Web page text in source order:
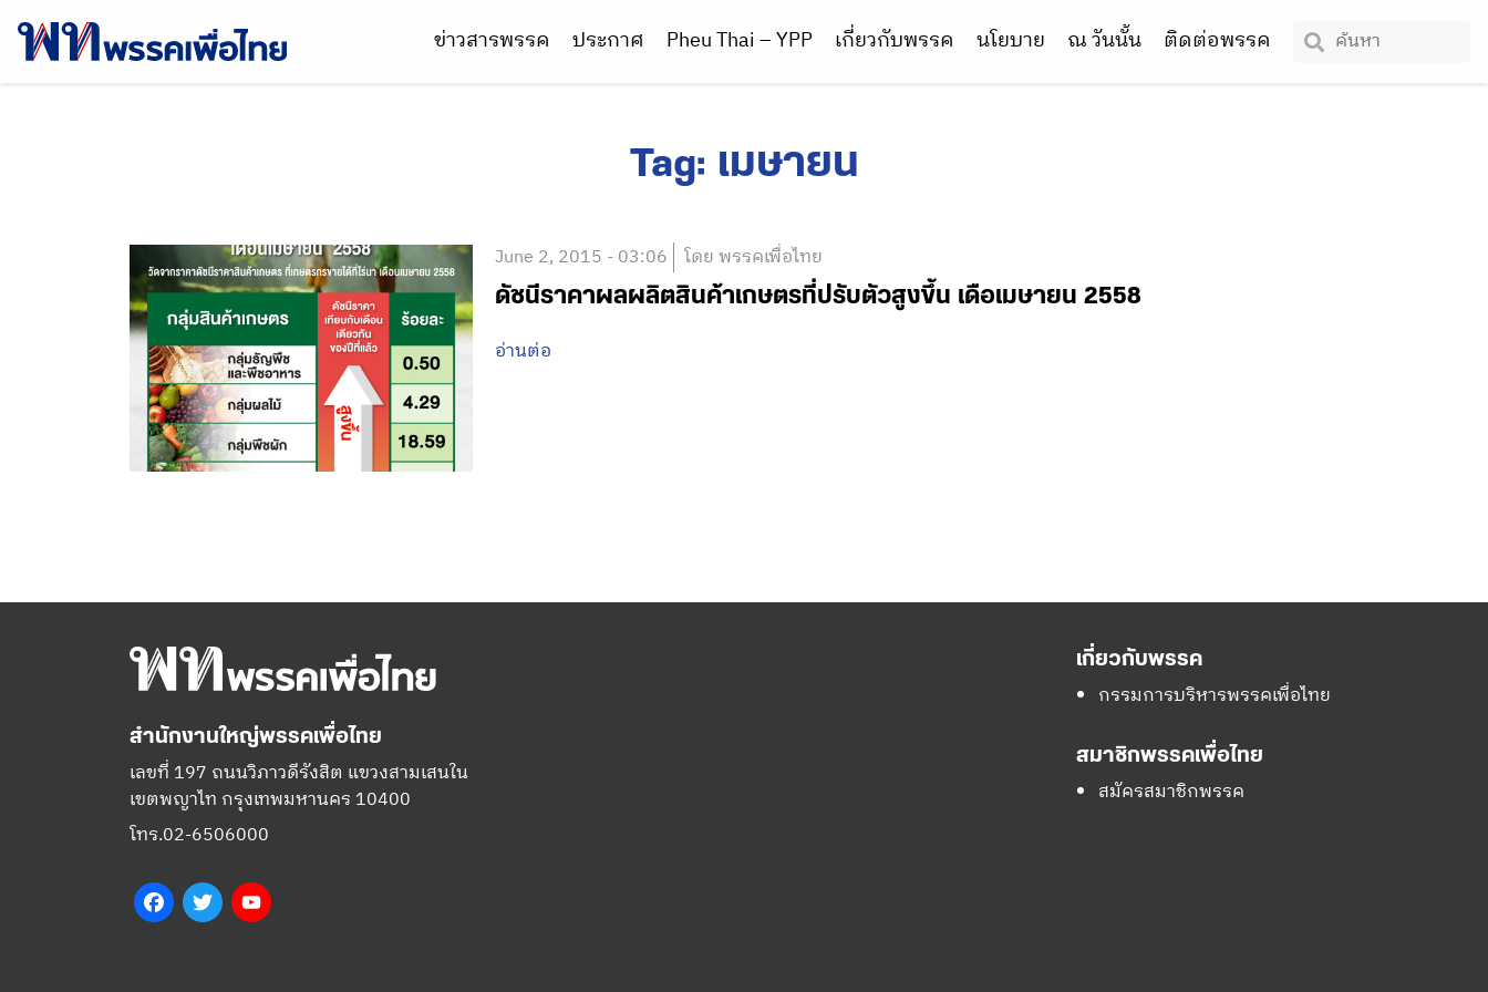
ข่าวสารพรรค ประกาศ Pheu Thai – YPP เกี่ยวกับพรรค นโยบาย ณ วันนั้น ติดต่อพรรค
Tag: เมษายน
June 2, 2015 - 03:06 โดย พรรคเพื่อไทย
ดัชนีราคาผลผลิตสินค้าเกษตรที่ปรับตัวสูงขึ้น เดือเมษายน 2558
อ่านต่อ
สำนักงานใหญ่พรรคเพื่อไทย
เลขที่ 197 ถนนวิภาวดีรังสิต แขวงสามเสนใน
เขตพญาไท กรุงเทพมหานคร 10400
โทร.02-6506000
FacebookTwitter
เกี่ยวกับพรรค
กรรมการบริหารพรรคเพื่อไทย
สมาชิกพรรคเพื่อไทย
สมัครสมาชิกพรรค